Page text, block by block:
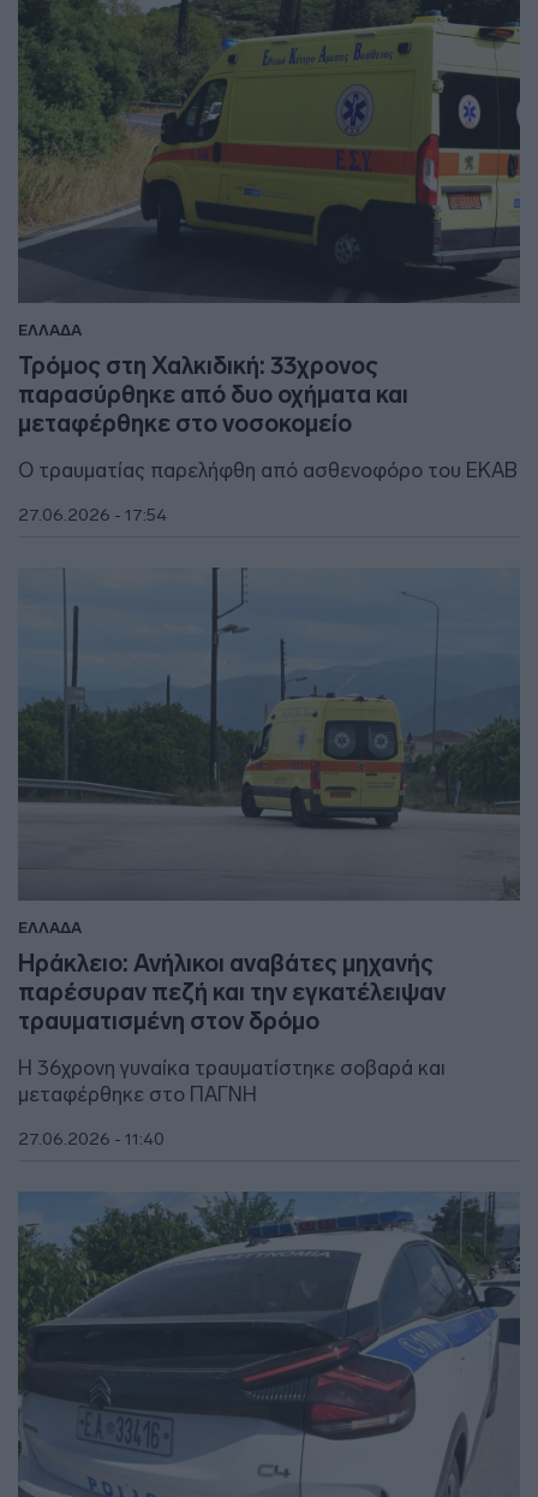
ΕΛΛΑΔΑ
Τρόμος στη Χαλκιδική: 33χρονος
παρασύρθηκε από δυο οχήματα και
μεταφέρθηκε στο νοσοκομείο
Ο τραυματίας παρελήφθη από ασθενοφόρο του ΕΚΑΒ
27.06.2026 - 17:54
ΕΛΛΑΔΑ
Ηράκλειο: Ανήλικοι αναβάτες μηχανής
παρέσυραν πεζή και την εγκατέλειψαν
τραυματισμένη στον δρόμο
Η 36χρονη γυναίκα τραυματίστηκε σοβαρά και
μεταφέρθηκε στο ΠΑΓΝΗ
27.06.2026 - 11:40